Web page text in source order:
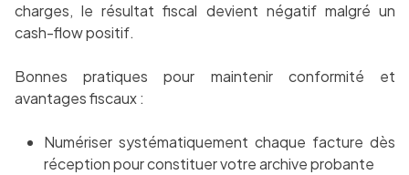
charges, le résultat fiscal devient négatif malgré un
cash-flow positif.
Bonnes pratiques pour maintenir conformité et
avantages fiscaux :
Numériser systématiquement chaque facture dès
réception pour constituer votre archive probante